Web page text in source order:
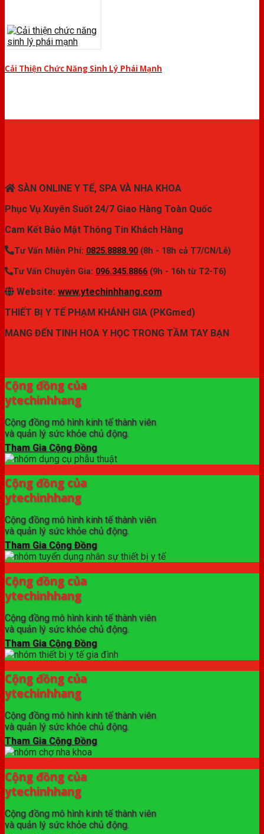
Cải Thiện Chức Năng Sinh Lý Phái Mạnh
SÀN ONLINE Y TẾ, SPA VÀ NHA KHOA
Phục Vụ Xuyên Suốt 24/7 Giao Hàng Toàn Quốc
Cam Kết Bảo Mật Thông Tin Khách Hàng
Tư Vấn Miễn Phí: 0825.8888.90 (8h - 18h cả T7/CN/Lễ)
Tư Vấn Chuyên Gia: 096.345.8866 (9h - 16h từ T2-T6)
Website: www.ytechinhhang.com
THIẾT BỊ Y TẾ PHẠM KHÁNH GIA (PKGmed)
MANG ĐẾN TINH HOA Y HỌC TRONG TẦM TAY BẠN
Cộng đồng của
ytechinhhang
Cộng đồng mô hình kinh tế thành viên
và quản lý sức khỏe chủ động.
Tham Gia Cộng Đồng
Cộng đồng của
ytechinhhang
Cộng đồng mô hình kinh tế thành viên
và quản lý sức khỏe chủ động.
Tham Gia Cộng Đồng
Cộng đồng của
ytechinhhang
Cộng đồng mô hình kinh tế thành viên
và quản lý sức khỏe chủ động.
Tham Gia Cộng Đồng
Cộng đồng của
ytechinhhang
Cộng đồng mô hình kinh tế thành viên
và quản lý sức khỏe chủ động.
Tham Gia Cộng Đồng
Cộng đồng của
ytechinhhang
Cộng đồng mô hình kinh tế thành viên
và quản lý sức khỏe chủ động.